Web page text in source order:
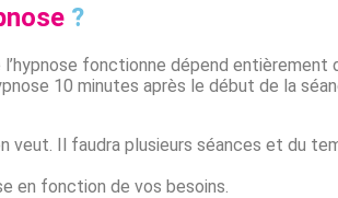
?
fonctionne dépend entièrement
10 minutes après le début de la
veut. Il faudra plusieurs séances et du
en fonction de vos besoins.